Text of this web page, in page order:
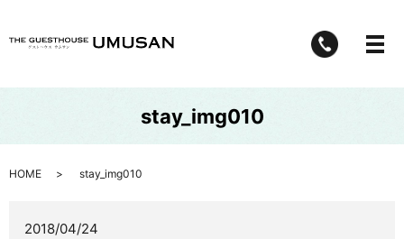
メ
stay_img010
HOME stay_img010
2018/04/24